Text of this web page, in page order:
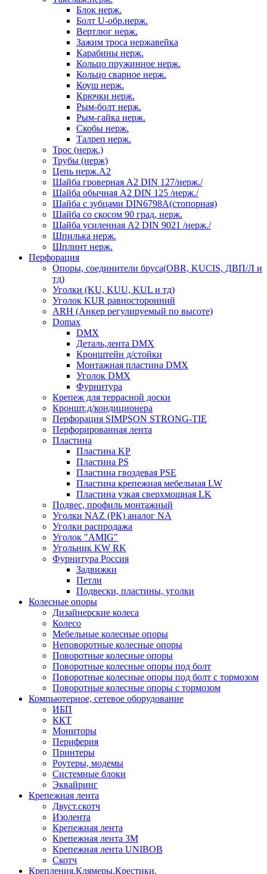
Блок нерж.
Болт U-обр.нерж.
Вертлюг нерж.
Зажим троса нержавейка
Карабины нерж.
Кольцо пружинное нерж.
Кольцо сварное нерж.
Коуш нерж.
Крючки нерж.
Рым-болт нерж.
Рым-гайка нерж.
Скобы нерж.
Талреп нерж.
Трос (нерж.)
Трубы (нерж)
Цепь нерж.А2
Шайба гроверная А2 DIN 127/нерж./
Шайба обычная А2 DIN 125 /нерж./
Шайба с зубцами DIN6798А(стопорная)
Шайба со скосом 90 град, нерж.
Шайба усиленная А2 DIN 9021 /нерж./
Шпилька нерж.
Шплинт нерж.
Перфорация
Опоры, соединители бруса(OBR, KUCIS, ДВП/Л и
тд)
Уголки (KU, KUU, KUL и тд)
Уголок KUR равносторонний
ARH (Анкер регулируемый по высоте)
Domax
DMX
Деталь,лента DMX
Кронштейн д/стойки
Монтажная пластина DMX
Уголок DMX
Фурнитура
Крепеж для террасной доски
Кроншт.д/кондиционера
Перфорация SIMPSON STRONG-TIE
Перфорированная лента
Пластина
Пластина KP
Пластина PS
Пластина гвоздевая PSE
Пластина крепежная мебельная LW
Пластина узкая сверхмощная LK
Подвес, профиль монтажный
Уголки NAZ (РК) аналог NA
Уголки распродажа
Уголок "AMIG"
Угольник KW RK
Фурнитура Россия
Задвижки
Петли
Подвески, пластины, уголки
Колесные опоры
Дизайнерские колеса
Колесо
Мебельные колесные опоры
Неповоротные колесные опоры
Поворотные колесные опоры
Поворотные колесные опоры под болт
Поворотные колесные опоры под болт с тормозом
Поворотные колесные опоры с тормозом
Компьютерное, сетевое оборудование
ИБП
ККТ
Мониторы
Периферия
Принтеры
Роутеры, модемы
Системные блоки
Эквайринг
Крепежная лента
Двуст.скотч
Изолента
Крепежная лента
Крепежная лента 3М
Крепежная лента UNIBOB
Скотч
Крепления.Клямеры.Крестики.